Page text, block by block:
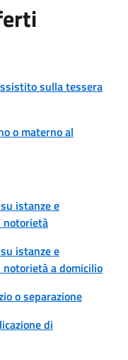
sulla tessera
o materno al
istanze e
istanze e
a domicilio
o separazione
di